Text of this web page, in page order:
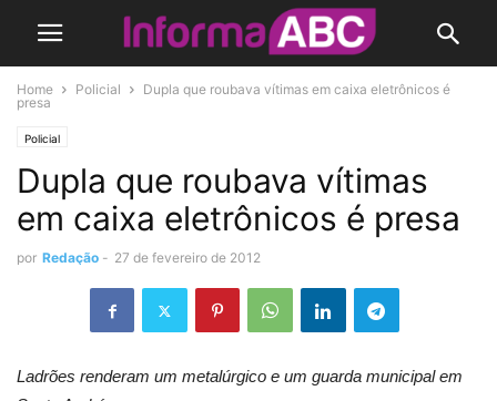
Home Policial
Dupla que roubava vítimas em caixa eletrônicos é
presa
Policial
Dupla que roubava vítimas
em caixa eletrônicos é presa
por Redação - 27 de fevereiro de 2012
Ladrões renderam um metalúrgico e um guarda municipal em